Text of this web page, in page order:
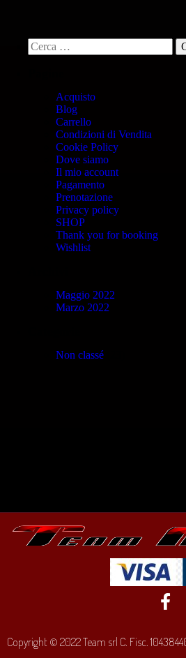
Acquisto
Blog
Carrello
Condizioni di Vendita
Cookie Policy
Dove siamo
Il mio account
Pagamento
Prenotazione
Privacy policy
SHOP
Thank you for booking
Wishlist
Maggio 2022
Marzo 2022
Non classé
Copyright © 2022 Team srl C. Fisc.